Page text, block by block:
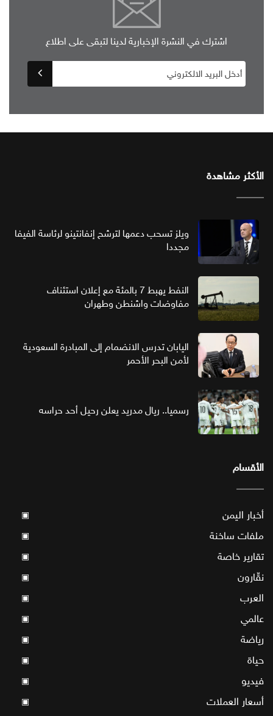
اشترك في النشرة الإخبارية لدينا لتبقى على اطلاع
الأكثر مشاهدة
ويلز تسحب دعمها لترشح إنفانتينو لرئاسة الفيفا
مجددا
النفط يهبط 7 بالمئة مع إعلان استئناف
مفاوضات واشنطن وطهران
اليابان تدرس الانضمام إلى المبادرة السعودية
لأمن البحر الأحمر
رسميا.. ريال مدريد يعلن رحيل أحد حراسه
الأقسام
أخبار اليمن ▣
ملفات ساخنة ▣
تقارير خاصة ▣
نقّارون ▣
العرب ▣
عالمي ▣
رياضة ▣
حياة ▣
فيديو ▣
أسعار العملات ▣